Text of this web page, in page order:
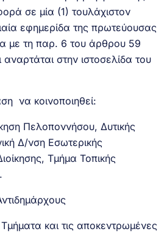
σε μία (1) τουλάχιστον
εφημερίδα της πρωτεύουσας
με τη παρ. 6 του άρθρου 59
στην ιστοσελίδα του
να κοινοποιηθεί:
Πελοποννήσου, Δυτικής
Δ/νση Εσωτερικής
Τμήμα Τοπικής
Τμήματα και τις αποκεντρωμένες